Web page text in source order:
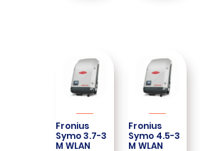
Fronius
Symo 3.7-3
M WLAN
Fronius
Symo 4.5-3
M WLAN